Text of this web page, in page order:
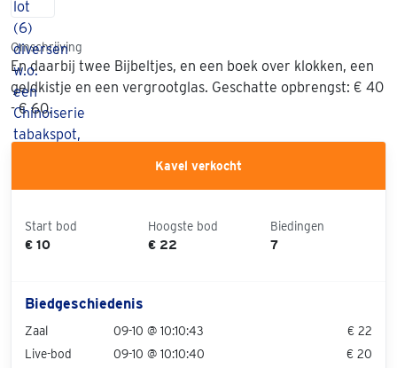
Omschrijving
En daarbij twee Bijbeltjes, en een boek over klokken, een
geldkistje en een vergrootglas. Geschatte opbrengst: € 40
- € 60.
Kavel verkocht
Start bod
€ 10
Hoogste bod
€ 22
Biedingen
7
Biedgeschiedenis
Zaal 09-10 @ 10:10:43
€ 22
Live-bod
09-10 @ 10:10:40
€ 20